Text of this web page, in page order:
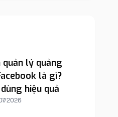
quản lý quảng
là gì?
hiệu quả
2026